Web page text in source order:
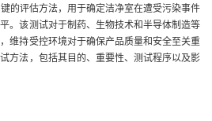
评估方法，用于确定洁净室在遭受污染事件
。该测试对于制药、生物技术和半导体制造等
维持受控环境对于确保产品质量和安全至关重
方法，包括其目的、重要性、测试程序以及影